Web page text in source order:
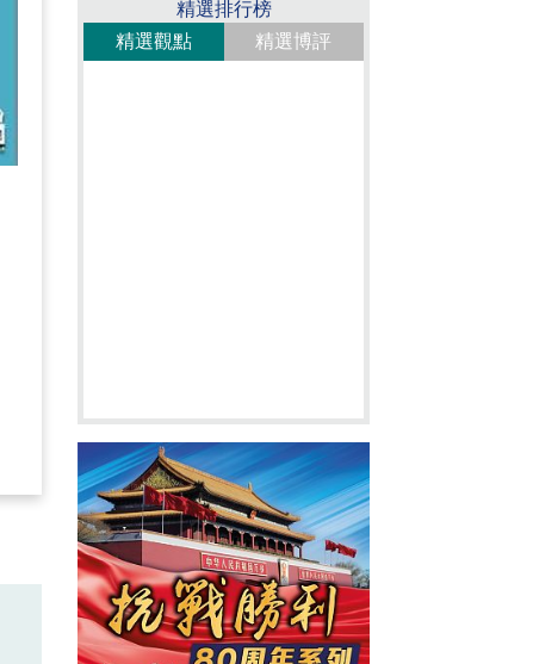
精選排行榜
精選觀點
精選博評